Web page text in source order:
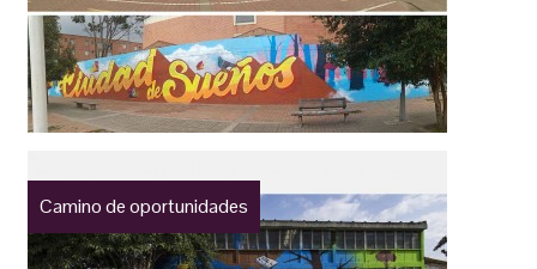
Camino de oportunidades